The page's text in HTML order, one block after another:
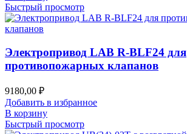
Быстрый просмотр
Электропривод LAB R-BLF24 для
противопожарных клапанов
9180,00 ₽
Добавить в избранное
В корзину
Быстрый просмотр